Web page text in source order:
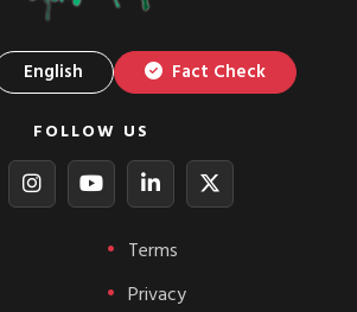
English Fact Check
FOLLOW US
Terms
Privacy